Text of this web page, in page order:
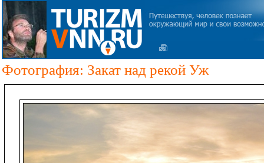
Фотография: Закат над рекой Уж